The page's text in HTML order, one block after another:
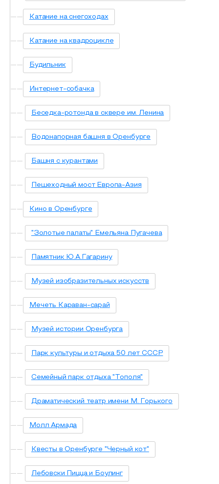
Катание на снегоходах
Катание на квадроцикле
Будильник
Интернет-собачка
Беседка-ротонда в сквере им. Ленина
Водонапорная башня в Оренбурге
Башня с курантами
Пешеходный мост Европа-Азия
Кино в Оренбурге
"Золотые палаты" Емельяна Пугачева
Памятник Ю.А.Гагарину
Музей изобразительных искусств
Мечеть Караван-сарай
Музей истории Оренбурга
Парк культуры и отдыха 50 лет СССР
Семейный парк отдыха "Тополя"
Драматический театр имени М. Горького
Молл Армада
Квесты в Оренбурге "Черный кот"
Лебовски Пицца и Боулинг